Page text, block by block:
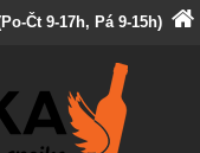
Čt 9-17h, Pá 9-15h)